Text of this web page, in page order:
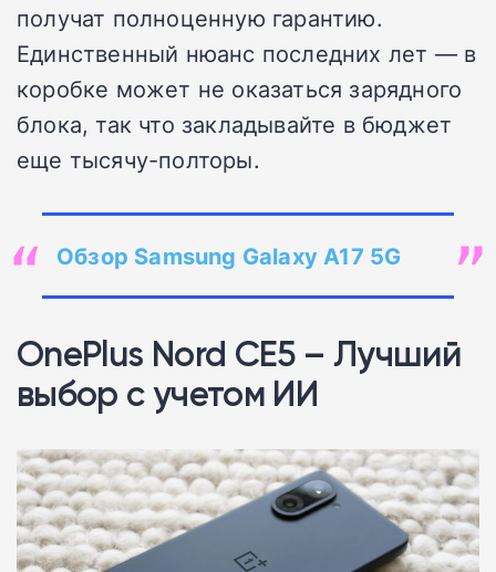
получат полноценную гарантию.
Единственный нюанс последних лет — в
коробке может не оказаться зарядного
блока, так что закладывайте в бюджет
еще тысячу-полторы.
Обзор Samsung Galaxy A17 5G
OnePlus Nord CE5 – Лучший
выбор с учетом ИИ